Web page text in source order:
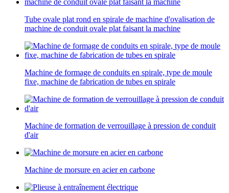
Tube ovale plat rond en spirale de machine d'ovalisation de
machine de conduit ovale plat faisant la machine
Machine de formage de conduits en spirale, type de moule
fixe, machine de fabrication de tubes en spirale
Machine de formation de verrouillage à pression de conduit
d'air
Machine de morsure en acier en carbone